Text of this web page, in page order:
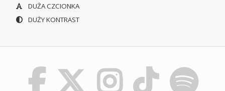
DUŻA CZCIONKA
DUŻY KONTRAST